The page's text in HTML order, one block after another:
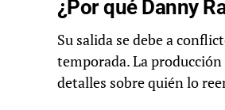
¿Por qué Danny
Su salida se debe a
temporada. La
detalles sobre quién lo